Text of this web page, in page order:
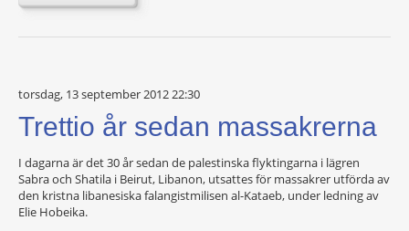
torsdag, 13 september 2012 22:30
Trettio år sedan massakrerna
I dagarna är det 30 år sedan de palestinska flyktingarna i lägren
Sabra och Shatila i Beirut, Libanon, utsattes för massakrer utförda av
den kristna libanesiska falangistmilisen al-Kataeb, under ledning av
Elie Hobeika.